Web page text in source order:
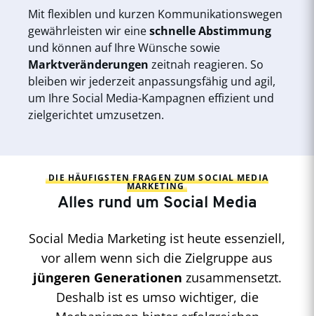
Mit flexiblen und kurzen Kommunikationswegen
gewährleisten wir eineschnelle Abstimmung
und können auf Ihre Wünsche sowie
Marktveränderungen zeitnah reagieren. So
bleiben wir jederzeit anpassungsfähig und agil,
um Ihre Social Media-Kampagnen effizient und
zielgerichtet umzusetzen.
DIE HÄUFIGSTEN FRAGEN ZUM SOCIAL MEDIA
MARKETING
Alles rund um Social Media
Social Media Marketing ist heute essenziell,
vor allem wenn sich die Zielgruppe aus
jüngeren Generationen zusammensetzt.
Deshalb ist es umso wichtiger, die